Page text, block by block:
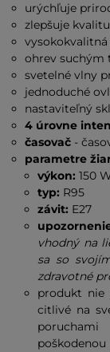
urýchľuje
zlepšuje
vysokokvalitná
ohrev suchým
svetelné vlny
jednoduché
nastaviteľný
4 úrovne
časovač -
parametre
výkon: 150
typ: R95
závit: E27
vhodný na
sa so
zdravotné
produkt nie
citlivé na